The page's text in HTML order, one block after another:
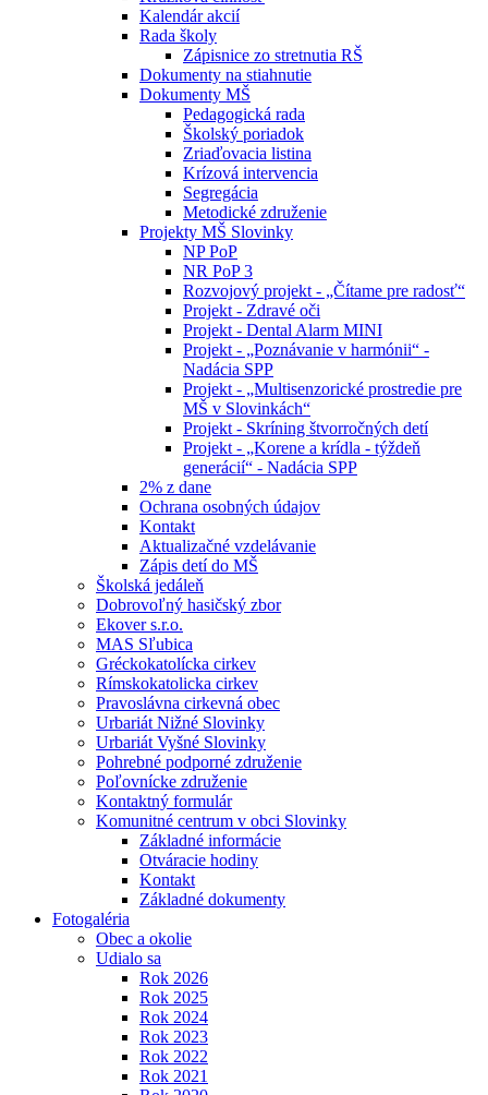
Kalendár akcií
Rada školy
Zápisnice zo stretnutia RŠ
Dokumenty na stiahnutie
Dokumenty MŠ
Pedagogická rada
Školský poriadok
Zriaďovacia listina
Krízová intervencia
Segregácia
Metodické združenie
Projekty MŠ Slovinky
NP PoP
NR PoP 3
Rozvojový projekt - „Čítame pre radosť“
Projekt - Zdravé oči
Projekt - Dental Alarm MINI
Projekt - „Poznávanie v harmónii“ -
Nadácia SPP
Projekt - „Multisenzorické prostredie pre
MŠ v Slovinkách“
Projekt - Skríning štvorročných detí
Projekt - „Korene a krídla - týždeň
generácií“ - Nadácia SPP
2% z dane
Ochrana osobných údajov
Kontakt
Aktualizačné vzdelávanie
Zápis detí do MŠ
Školská jedáleň
Dobrovoľný hasičský zbor
Ekover s.r.o.
MAS Sľubica
Gréckokatolícka cirkev
Rímskokatolicka cirkev
Pravoslávna cirkevná obec
Urbariát Nižné Slovinky
Urbariát Vyšné Slovinky
Pohrebné podporné združenie
Poľovnícke združenie
Kontaktný formulár
Komunitné centrum v obci Slovinky
Základné informácie
Otváracie hodiny
Kontakt
Základné dokumenty
Fotogaléria
Obec a okolie
Udialo sa
Rok 2026
Rok 2025
Rok 2024
Rok 2023
Rok 2022
Rok 2021